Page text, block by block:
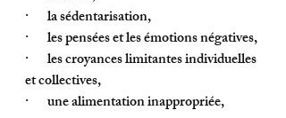
·       la sédentarisation,
·       les pensées et les émotions négatives,
·       les croyances limitantes individuelles
et collectives,
·       une alimentation inappropriée,